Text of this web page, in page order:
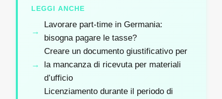
LEGGI ANCHE
Lavorare part-time in Germania:
bisogna pagare le tasse?
Creare un documento giustificativo per
la mancanza di ricevuta per materiali
d’ufficio
Licenziamento durante il periodo di